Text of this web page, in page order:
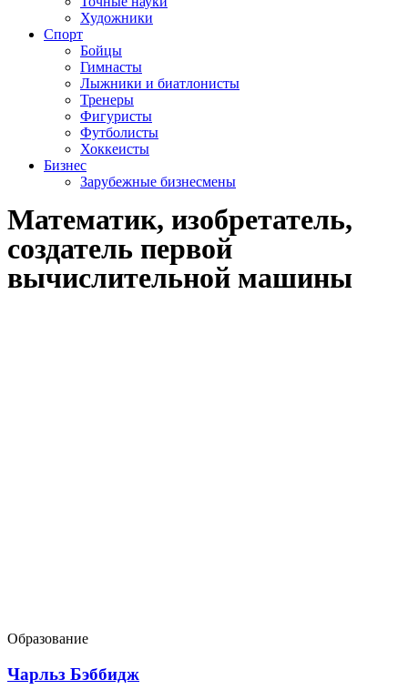
Художники
Спорт
Бойцы
Гимнасты
Лыжники и биатлонисты
Тренеры
Фигуристы
Футболисты
Хоккеисты
Бизнес
Зарубежные бизнесмены
Математик, изобретатель,
создатель первой
вычислительной машины
Образование
Чарльз Бэббидж